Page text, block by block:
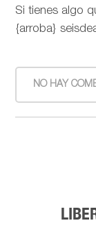
Si tienes algo
{arroba}
NO HAY